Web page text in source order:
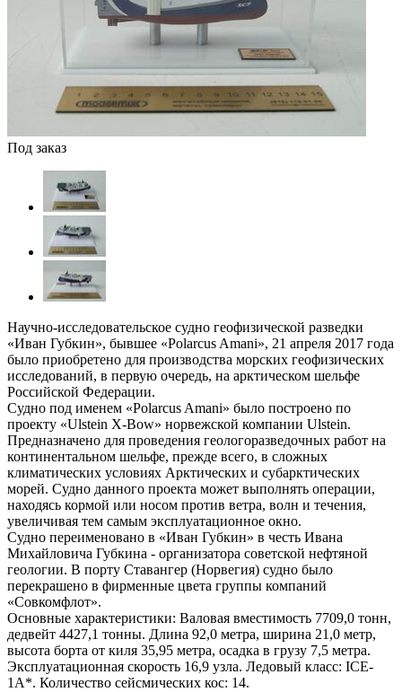
Под заказ
Научно-исследовательское судно геофизической разведки
«Иван Губкин», бывшее «Polarcus Amani», 21 апреля 2017 года
было приобретено для производства морских геофизических
исследований, в первую очередь, на арктическом шельфе
Российской Федерации.
Судно под именем «Polarcus Amani» было построено по
проекту «Ulstein X-Bow» норвежской компании Ulstein.
Предназначено для проведения геологоразведочных работ на
континентальном шельфе, прежде всего, в сложных
климатических условиях Арктических и субарктических
морей. Судно данного проекта может выполнять операции,
находясь кормой или носом против ветра, волн и течения,
увеличивая тем самым эксплуатационное окно.
Судно переименовано в «Иван Губкин» в честь Ивана
Михайловича Губкина - организатора советской нефтяной
геологии. В порту Ставангер (Норвегия) судно было
перекрашено в фирменные цвета группы компаний
«Совкомфлот».
Основные характеристики: Валовая вместимость 7709,0 тонн,
дедвейт 4427,1 тонны. Длина 92,0 метра, ширина 21,0 метр,
высота борта от киля 35,95 метра, осадка в грузу 7,5 метра.
Эксплуатационная скорость 16,9 узла. Ледовый класс: ICE-
1A*. Количество сейсмических кос: 14.